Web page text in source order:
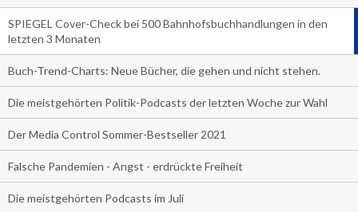
SPIEGEL Cover-Check bei 500 Bahnhofsbuchhandlungen in den
letzten 3 Monaten
Buch-Trend-Charts: Neue Bücher, die gehen und nicht stehen.
Die meistgehörten Politik-Podcasts der letzten Woche zur Wahl
Der Media Control Sommer-Bestseller 2021
Falsche Pandemien - Angst - erdrückte Freiheit
Die meistgehörten Podcasts im Juli